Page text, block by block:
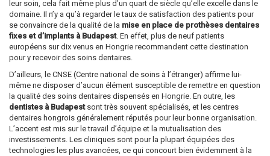
leur soin, cela fait même plus d’un quart de siècle qu’elle excelle dans le
domaine. Il n’y a qu’à regarder le taux de satisfaction des patients pour
se convaincre de la qualité de la mise en place de prothèses dentaires
fixes et d’implants à Budapest. En effet, plus de neuf patients
européens sur dix venus en Hongrie recommandent cette destination
pour y recevoir des soins dentaires.
D’ailleurs, le CNSE (Centre national de soins à l’étranger) affirme lui-
même ne disposer d’aucun élément susceptible de remettre en question
la qualité des soins dentaires dispensés en Hongrie. En outre, les
dentistes à Budapestsont très souvent spécialisés, et les centres
dentaires hongrois généralement réputés pour leur bonne organisation.
L’accent est mis sur le travail d’équipe et la mutualisation des
investissements. Les cliniques sont pour la plupart équipées des
technologies les plus avancées, ce qui concourt bien évidemment à la